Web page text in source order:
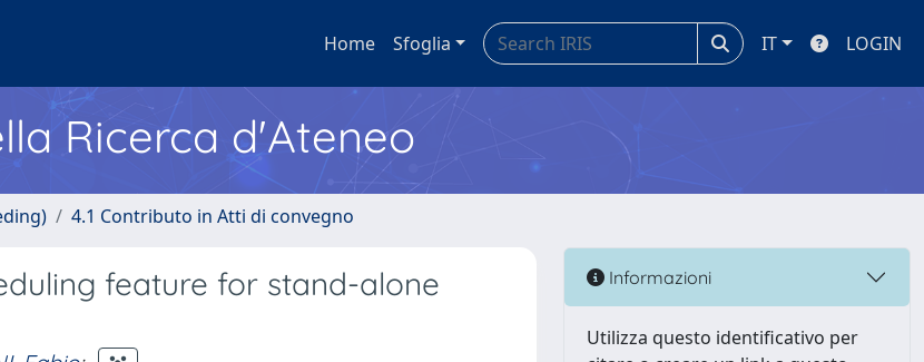
Home Sfoglia IT LOGIN
Ricerca d'Ateneo
4.1 Contributo in Atti di convegno
feature for stand-alone
Informazioni
Utilizza questo identificativo per